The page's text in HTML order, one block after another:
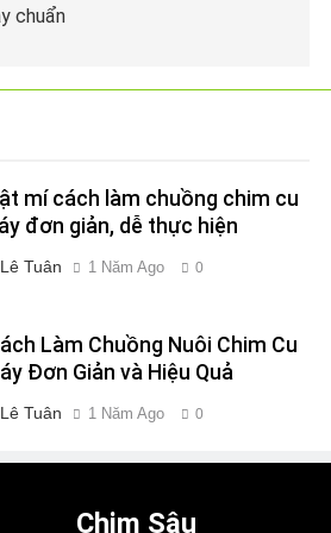
chuẩn
mí cách làm chuồng chim cu
đơn giản, dễ thực hiện
Lê Tuân 1 Năm Ago 0
Làm Chuồng Nuôi Chim Cu
Đơn Giản và Hiệu Quả
Lê Tuân 1 Năm Ago 0
Chim Sâu